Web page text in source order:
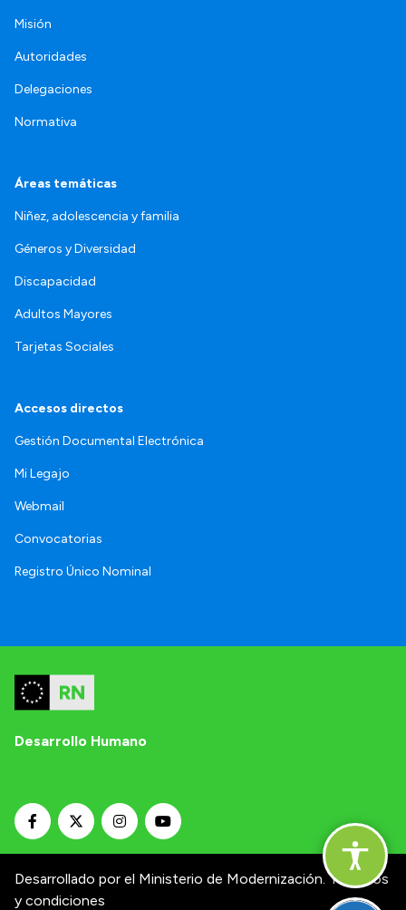
Misión
Autoridades
Delegaciones
Normativa
Áreas temáticas
Niñez, adolescencia y familia
Géneros y Diversidad
Discapacidad
Adultos Mayores
Tarjetas Sociales
Accesos directos
Gestión Documental Electrónica
Mi Legajo
Webmail
Convocatorias
Registro Único Nominal
Desarrollo Humano
Desarrollado por el Ministerio de Modernización. Términos
y condiciones